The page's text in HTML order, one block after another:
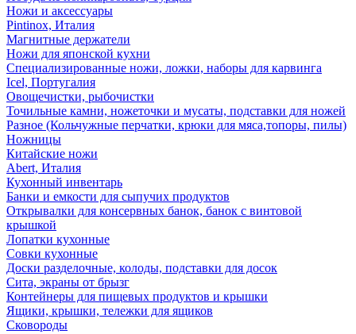
Ножи и аксессуары
Pintinox, Италия
Магнитные держатели
Ножи для японской кухни
Специализированные ножи, ложки, наборы для карвинга
Icel, Португалия
Овощечистки, рыбочистки
Точильные камни, ножеточки и мусаты, подставки для ножей
Разное (Кольчужные перчатки, крюки для мяса,топоры, пилы)
Ножницы
Китайские ножи
Abert, Италия
Кухонный инвентарь
Банки и емкости для сыпучих продуктов
Открывалки для консервных банок, банок с винтовой
крышкой
Лопатки кухонные
Совки кухонные
Доски разделочные, колоды, подставки для досок
Сита, экраны от брызг
Контейнеры для пищевых продуктов и крышки
Ящики, крышки, тележки для ящиков
Сковороды